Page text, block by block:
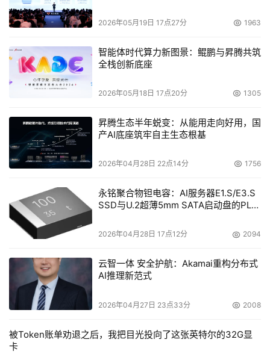
2026年05月19日 17点27分 1963
智能体时代算力新图景：鲲鹏与昇腾共筑
全栈创新底座
2026年05月18日 17点20分 1305
昇腾生态半年蜕变：从能用走向好用，国
产AI底座筑牢自主生态根基
2026年04月28日 22点14分 1756
永铭聚合物钽电容：AI服务器E1.S/E3.S
SSD与U.2超薄5mm SATA启动盘的PLP
2026年04月28日 17点12分 2094
云智一体 安全护航：Akamai重构分布式
AI推理新范式
2026年04月27日 23点33分 2008
被Token账单劝退之后，我把目光投向了这张英特尔的32G显
卡